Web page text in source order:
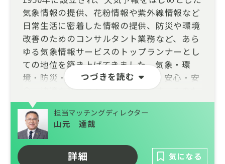
つづきを読む
気象情報の提供、花粉情報や紫外線情報など
日常生活に密着した情報の提供、防災や環境
改善のためのコンサルタント業務など、あら
ゆる気象情報サービスのトップランナーとし
ての地位を築き上げてきました。気象・環
境・防災・情報サービスを通じて、安心・安
全・快適な社会づくりに貢献します。そのた
めには、新しいシステムや技術をいち早く導
入し、あらゆる面から情報を分析・判断しな
ければなりません。信頼されるサービスを提
供し続けるため、歴史と伝統を大切にしつつ
も新たな挑戦を続けています。
担当マッチングディレクター
山元 達哉
詳細 気になる